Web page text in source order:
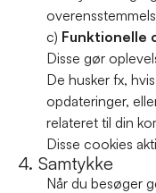
c) Funktionelle
Disse gør
De husker fx,
opdateringer,
relateret til din
Disse cookies
4. Samtykke
Når du besøger